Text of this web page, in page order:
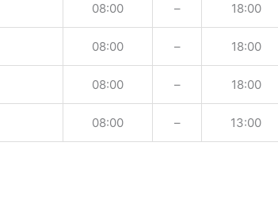
08:00 – 18:00
08:00 – 18:00
08:00 – 18:00
08:00 – 13:00